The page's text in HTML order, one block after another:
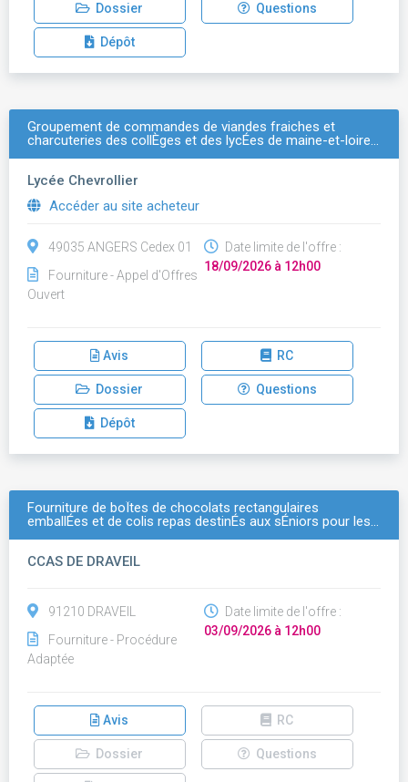
Dossier Questions
Dépôt
Groupement de commandes de viandes fraiches et
charcuteries des collÈges et des lycÉes de maine-et-loire…
Lycée Chevrollier
Accéder au site acheteur
49035 ANGERS Cedex 01
Fourniture - Appel d'Offres
Ouvert
Date limite de l'offre :
18/09/2026 à 12h00
Avis RC
Dossier Questions
Dépôt
Fourniture de boÎtes de chocolats rectangulaires
emballÉes et de colis repas destinÉs aux sÉniors pour les…
CCAS DE DRAVEIL
91210 DRAVEIL
Fourniture - Procédure
Adaptée
Date limite de l'offre :
03/09/2026 à 12h00
Avis RC
Dossier Questions